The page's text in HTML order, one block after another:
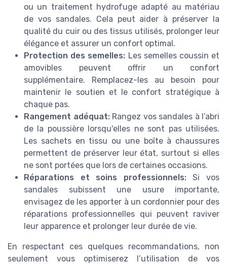
ou un traitement hydrofuge adapté au matériau
de vos sandales. Cela peut aider à préserver la
qualité du cuir ou des tissus utilisés, prolonger leur
élégance et assurer un confort optimal.
Protection des semelles: Les semelles coussin et
amovibles peuvent offrir un confort
supplémentaire. Remplacez-les au besoin pour
maintenir le soutien et le confort stratégique à
chaque pas.
Rangement adéquat:Rangez vos sandales à l’abri
de la poussière lorsqu'elles ne sont pas utilisées.
Les sachets en tissu ou une boîte à chaussures
permettent de préserver leur état, surtout si elles
ne sont portées que lors de certaines occasions.
Réparations et soins professionnels:Si vos
sandales subissent une usure importante,
envisagez de les apporter à un cordonnier pour des
réparations professionnelles qui peuvent raviver
leur apparence et prolonger leur durée de vie.
En respectant ces quelques recommandations, non
seulement vous optimiserez l’utilisation de vos